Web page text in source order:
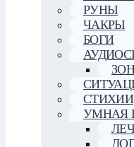
РУНЫ
ЧАКРЫ
БОГИ
СТИХИИ
УМНАЯ